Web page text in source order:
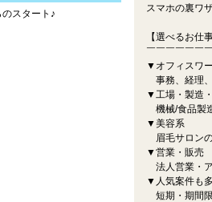
スタート♪
スマホの裏ワ
【選べるお仕
￣￣￣￣￣￣
▼オフィスワ
事務、経理
▼工場・製造
機械/食品製
▼美容系
眉毛サロン
▼営業・販売
法人営業・
▼人気案件も
短期・期間